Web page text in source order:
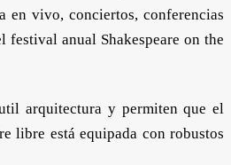
en vivo, conciertos, conferencias
anual Shakespeare on the
arquitectura y permiten que el
libre está equipada con robustos